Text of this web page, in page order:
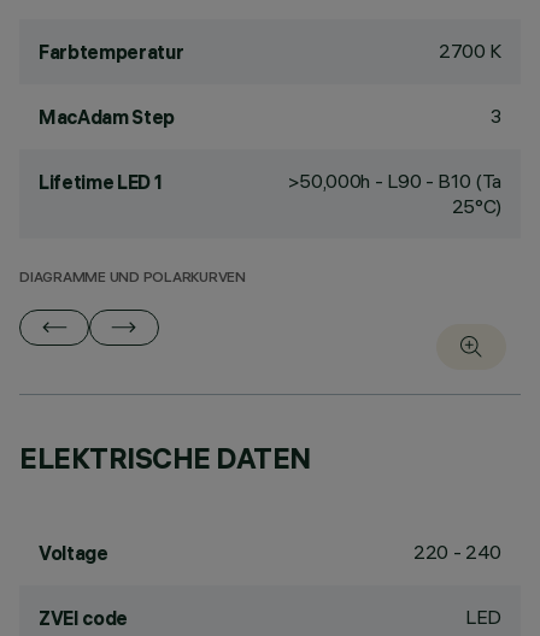
Farbtemperatur 2700 K
MacAdam Step 3
Lifetime LED 1
>50,000h - L90 - B10 (Ta
25°C)
DIAGRAMME UND POLARKURVEN
ELEKTRISCHE DATEN
Voltage 220 - 240
ZVEI code LED